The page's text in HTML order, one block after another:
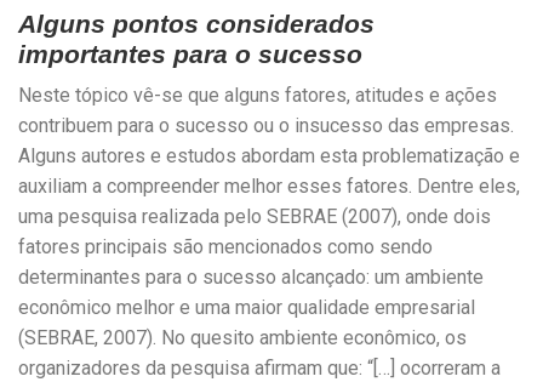
Alguns pontos considerados
importantes para o sucesso
Neste tópico vê-se que alguns fatores, atitudes e ações
contribuem para o sucesso ou o insucesso das empresas.
Alguns autores e estudos abordam esta problematização e
auxiliam a compreender melhor esses fatores. Dentre eles,
uma pesquisa realizada pelo SEBRAE (2007), onde dois
fatores principais são mencionados como sendo
determinantes para o sucesso alcançado: um ambiente
econômico melhor e uma maior qualidade empresarial
(SEBRAE, 2007). No quesito ambiente econômico, os
organizadores da pesquisa afirmam que: “[…] ocorreram a